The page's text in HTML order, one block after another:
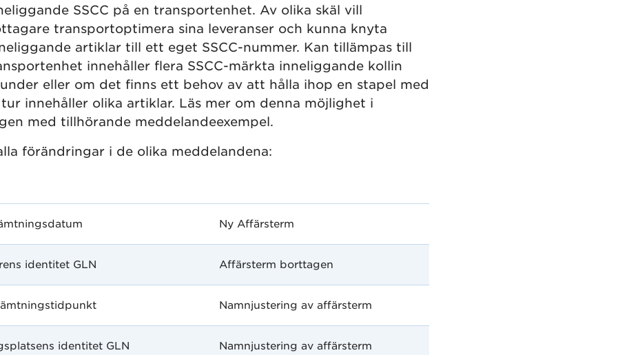
SSCC på en transportenhet. Av olika skäl vill
transportoptimera sina leveranser och kunna knyta
artiklar till ett eget SSCC-nummer. Kan tillämpas till
innehåller flera SSCC-märkta inneliggande kollin
eller om det finns ett behov av att hålla ihop en stapel med
innehåller olika artiklar. Läs mer om denna möjlighet i
med tillhörande meddelandeexempel.
förändringar i de olika meddelandena:
Ny Affärsterm
identitet GLN Affärsterm borttagen
Namnjustering av affärsterm
identitet GLN Namnjustering av affärsterm